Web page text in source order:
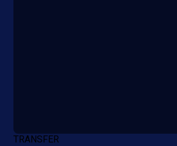
A Selekcija
TRANSFER